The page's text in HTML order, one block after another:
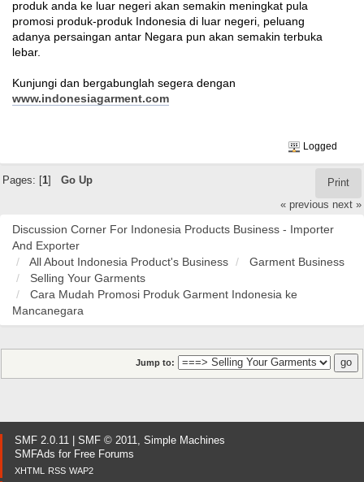
produk anda ke luar negeri akan semakin meningkat pula
promosi produk-produk Indonesia di luar negeri, peluang
adanya persaingan antar Negara pun akan semakin terbuka
lebar.
Kunjungi dan bergabunglah segera dengan
www.indonesiagarment.com
Logged
Print
Pages: [ 1] Go Up
« previous next »
Discussion Corner For Indonesia Products Business - Importer
And Exporter
All About Indonesia Product's Business
Garment Business
Selling Your Garments
Cara Mudah Promosi Produk Garment Indonesia ke
Mancanegara
Jump to:
SMF 2.0.11 SMF © 2011, Simple Machines
SMFAds for Free Forums
XHTML RSS WAP2